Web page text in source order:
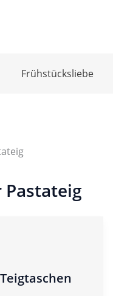
Frühstücksliebe